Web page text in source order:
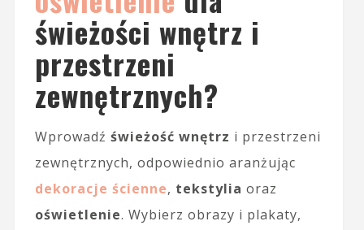
świeżości wnętrz i
przestrzeni
zewnętrznych?
Wprowadź świeżość wnętrz i przestrzeni
zewnętrznych, odpowiednio aranżując
dekoracje ścienne, tekstylia oraz
oświetlenie. Wybierz obrazy i plakaty,